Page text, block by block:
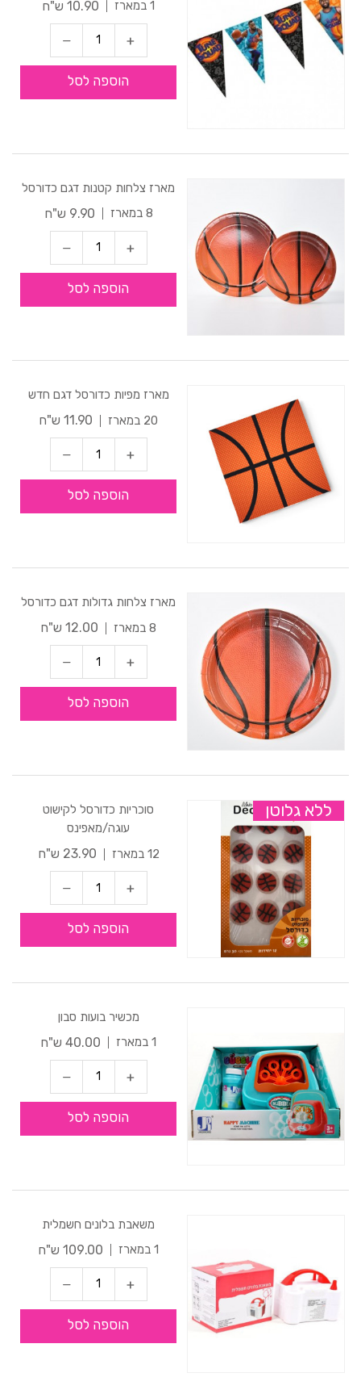
1 במארז
10.90 ש"ח
הוספה לסל
מארז צלחות קטנות דגם כדורסל
8 במארז
9.90 ש"ח
הוספה לסל
מארז מפיות כדורסל דגם חדש
20 במארז
11.90 ש"ח
הוספה לסל
מארז צלחות גדולות דגם כדורסל
8 במארז
12.00 ש"ח
הוספה לסל
ללא גלוטן
סוכריות כדורסל לקישוט
עוגה/מאפינס
12 במארז
23.90 ש"ח
הוספה לסל
מכשיר בועות סבון
1 במארז
40.00 ש"ח
הוספה לסל
משאבת בלונים חשמלית
1 במארז
109.00 ש"ח
הוספה לסל